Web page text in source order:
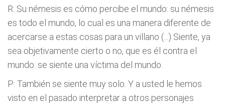
R: Su némesis es cómo percibe el mundo: su némesis
es todo el mundo, lo cual es una manera diferente de
acercarse a estas cosas para un villano (...) Siente, ya
sea objetivamente cierto o no, que es él contra el
mundo: se siente una víctima del mundo.
P: También se siente muy solo. Y a usted le hemos
visto en el pasado interpretar a otros personajes